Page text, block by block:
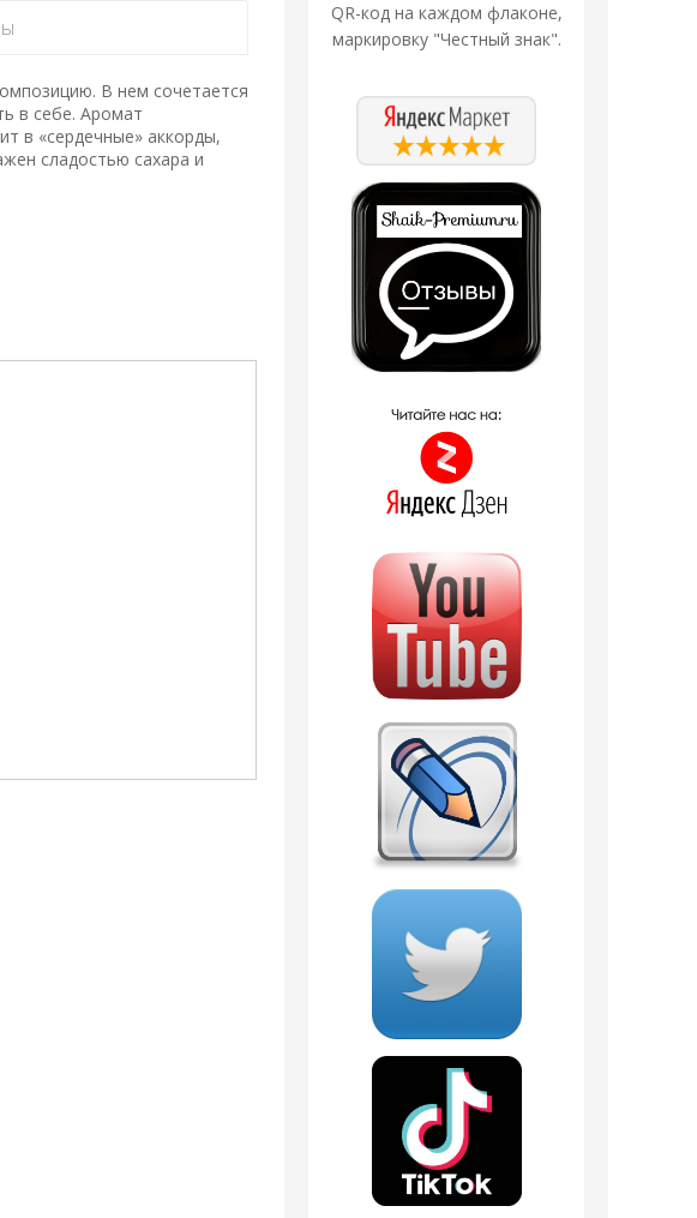
QR-код на каждом флаконе,
маркировку "Честный знак".
В нем сочетается
в себе. Аромат
в «сердечные» аккорды,
сладостью сахара и